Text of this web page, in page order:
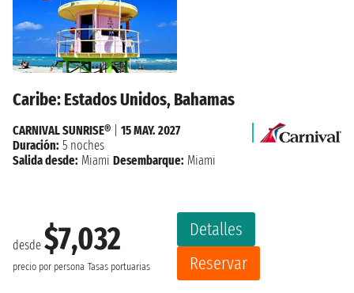
Caribe: Estados Unidos, Bahamas
desde $7,032
precio por persona Tasas portuarias
Detalles
Reservar
CARNIVAL SUNRISE®
15 MAY. 2027
Duración: 5 noches
Salida desde: Miami Desembarque: Miami